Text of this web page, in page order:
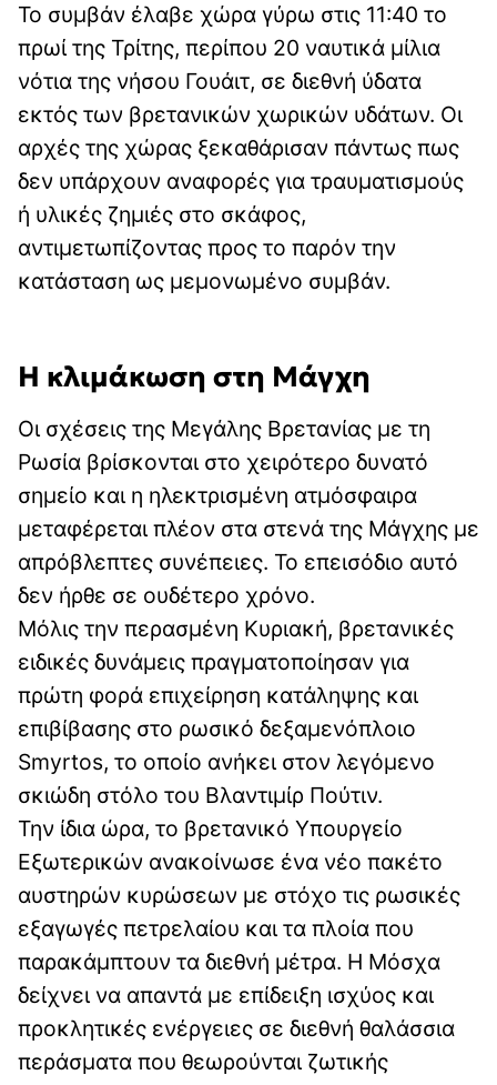
Το συμβάν έλαβε χώρα γύρω στις 11:40 το
πρωί της Τρίτης, περίπου 20 ναυτικά μίλια
νότια της νήσου Γουάιτ, σε διεθνή ύδατα
εκτός των βρετανικών χωρικών υδάτων. Οι
αρχές της χώρας ξεκαθάρισαν πάντως πως
δεν υπάρχουν αναφορές για τραυματισμούς
ή υλικές ζημιές στο σκάφος,
αντιμετωπίζοντας προς το παρόν την
κατάσταση ως μεμονωμένο συμβάν.
Η κλιμάκωση στη Μάγχη
Οι σχέσεις της Μεγάλης Βρετανίας με τη
Ρωσία βρίσκονται στο χειρότερο δυνατό
σημείο και η ηλεκτρισμένη ατμόσφαιρα
μεταφέρεται πλέον στα στενά της Μάγχης με
απρόβλεπτες συνέπειες. Το επεισόδιο αυτό
δεν ήρθε σε ουδέτερο χρόνο.
Μόλις την περασμένη Κυριακή, βρετανικές
ειδικές δυνάμεις πραγματοποίησαν για
πρώτη φορά επιχείρηση κατάληψης και
επιβίβασης στο ρωσικό δεξαμενόπλοιο
Smyrtos, το οποίο ανήκει στον λεγόμενο
σκιώδη στόλο του Βλαντιμίρ Πούτιν.
Την ίδια ώρα, το βρετανικό Υπουργείο
Εξωτερικών ανακοίνωσε ένα νέο πακέτο
αυστηρών κυρώσεων με στόχο τις ρωσικές
εξαγωγές πετρελαίου και τα πλοία που
παρακάμπτουν τα διεθνή μέτρα. Η Μόσχα
δείχνει να απαντά με επίδειξη ισχύος και
προκλητικές ενέργειες σε διεθνή θαλάσσια
περάσματα που θεωρούνται ζωτικής